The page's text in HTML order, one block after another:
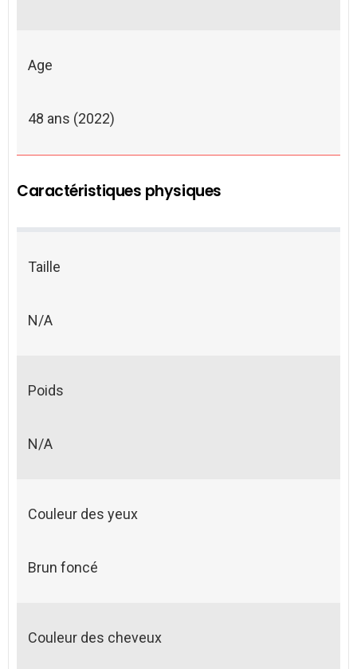
Age
48 ans (2022)
Caractéristiques physiques
Taille
N/A
Poids
N/A
Couleur des yeux
Brun foncé
Couleur des cheveux